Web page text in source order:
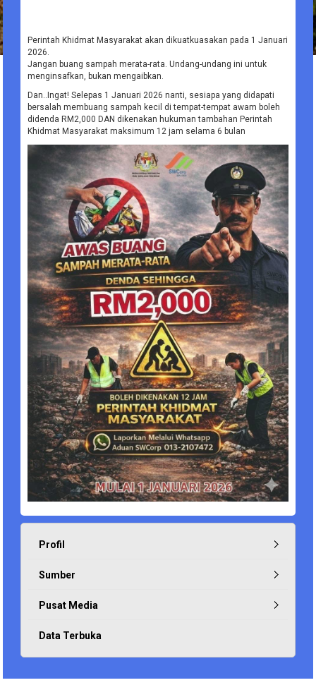
Perintah Khidmat Masyarakat akan dikuatkuasakan pada 1 Januari
2026.
Jangan buang sampah merata-rata. Undang-undang ini untuk
menginsafkan, bukan mengaibkan.
Dan..Ingat! Selepas 1 Januari 2026 nanti, sesiapa yang didapati
bersalah membuang sampah kecil di tempat-tempat awam boleh
didenda RM2,000 DAN dikenakan hukuman tambahan Perintah
Khidmat Masyarakat maksimum 12 jam selama 6 bulan
Profil
Sumber
Pusat Media
Data Terbuka